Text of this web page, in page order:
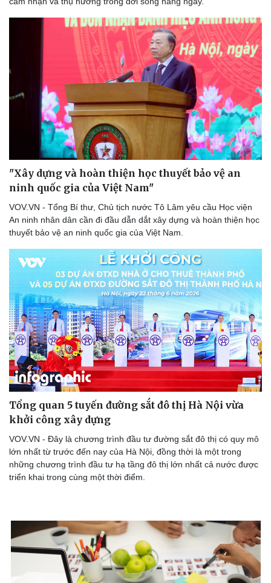
Sức khỏe
Dinh dưỡng - món ngon
Sản phụ khoa
Nhi khoa
Nam khoa
Làm đẹp - giảm cân
Phòng mạch online
Đời sống
Nhà đẹp
Tình yêu - Gia đình
"Xây dựng và hoàn thiện học thuyết bảo vệ an
ninh quốc gia của Việt Nam"
VOV.VN - Tổng Bí thư, Chủ tịch nước Tô Lâm yêu cầu Học viện
An ninh nhân dân cần đi đầu dẫn dắt xây dựng và hoàn thiện học
thuyết bảo vệ an ninh quốc gia của Việt Nam.
Tổng quan 5 tuyến đường sắt đô thị Hà Nội vừa
khởi công xây dựng
VOV.VN - Đây là chương trình đầu tư đường sắt đô thị có quy mô
lớn nhất từ trước đến nay của Hà Nội, đồng thời là một trong
những chương trình đầu tư hạ tầng đô thị lớn nhất cả nước được
triển khai trong cùng một thời điểm.